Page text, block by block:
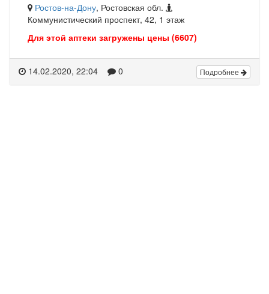
Ростов-на-Дону, Ростовская обл.
Коммунистический проспект, 42, 1 этаж
Для этой аптеки загружены цены (6607)
14.02.2020, 22:04 0 Подробнее